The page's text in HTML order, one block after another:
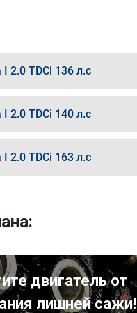
I 2.0 TDCi 136 л.с
I 2.0 TDCi 140 л.с
I 2.0 TDCi 163 л.с
двигатель от
лишней сажи!